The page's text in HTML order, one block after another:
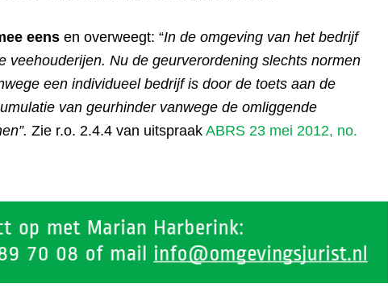
eens en overweegt: “In de omgeving van het bedrijf
veehouderijen. Nu de geurverordening slechts normen
een individueel bedrijf is door de toets aan de
van geurhinder vanwege de omliggende
Zie r.o. 2.4.4 van uitspraak ABRS 23 mei 2012, no.